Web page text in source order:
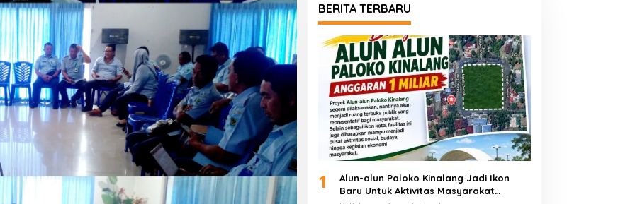
BERITA TERBARU
1
Alun-alun Paloko Kinalang Jadi Ikon
Baru Untuk Aktivitas Masyarakat